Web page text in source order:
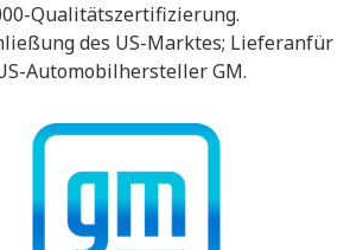
Qualitätszertifizierung.
des US-Marktes; Lieferanfür
Automobilhersteller GM.